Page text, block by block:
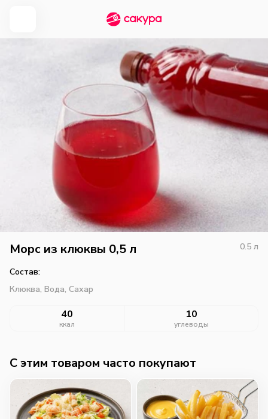
Морс из клюквы 0,5 л 0.5 л
Состав:
Клюква, Вода, Сахар
40
ккал
10
углеводы
C этим товаром часто покупают